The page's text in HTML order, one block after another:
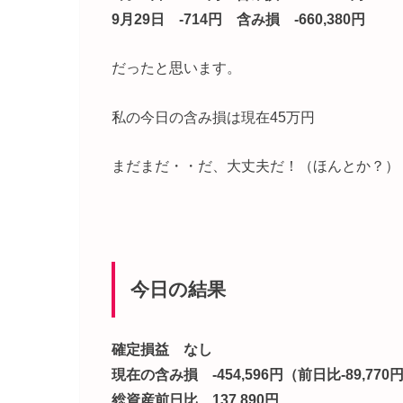
9月29日 -714円 含み損 -660,380円
だったと思います。
私の今日の含み損は現在45万円
まだまだ・・だ、大丈夫だ！（ほんとか？）
今日の結果
確定損益 なし
現在の含み損 -454,596円（前日比-89,770
総資産前日比 137,890円